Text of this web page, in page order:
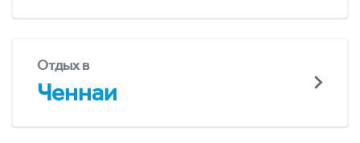
Отдых в
Ченнаи